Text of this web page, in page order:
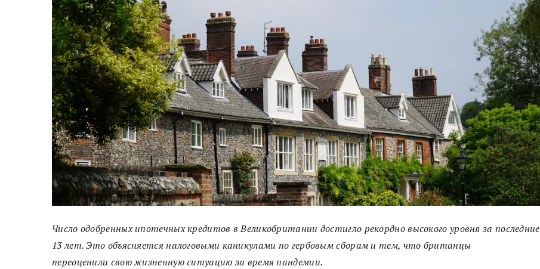
Число одобренных ипотечных кредитов в Великобритании достигло рекордно высокого уровня за последние
13 лет. Это объясняется налоговыми каникулами по гербовым сборам и тем, что британцы
переоценили свою жизненную ситуацию за время пандемии.